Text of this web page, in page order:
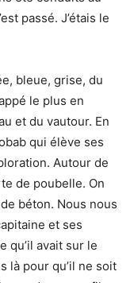
passé. J’étais le
bleue, grise, du
le plus en
et du vautour. En
qui élève ses
Autour de
de poubelle. On
béton. Nous nous
et ses
qu’il avait sur le
là pour qu’il ne soit